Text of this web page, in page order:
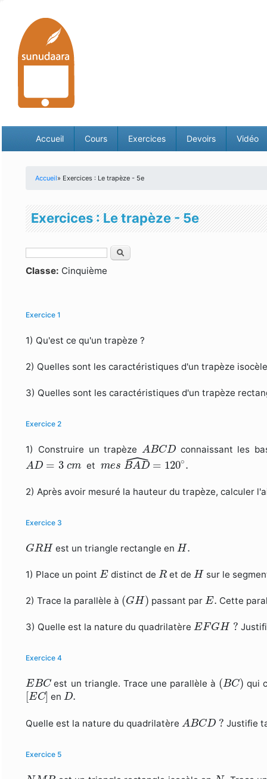
Accueil Cours Exercices Devoirs Vidéo
Accueil» Exercices : Le trapèze - 5e
Exercices : Le trapèze - 5e
Formulaire de recherche
Rechercher
Classe: Cinquième
Exercice 1
1) Qu'est ce qu'un trapèze ?
2) Quelles sont les caractéristiques d'un trapèze
3) Quelles sont les caractéristiques d'un trapèze
Exercice 2
1) Construire un trapèze ABCD
A BCD connaissant les
AD = 3 cm
A D= cm et mes ˆ
BAD = 120∘.
mesBAD^=120 ∘.
2) Après avoir mesuré la hauteur du trapèze, calculer
Exercice 3
GRH
GRH est un triangle rectangle enH.
H.
1) Place un pointE
Edistinct de R
Ret de H
H sur le
2) Trace la parallèle à (GH)
(GH) passant parE.
E. Cette
3) Quelle est la nature du quadrilatèreEFGH ?
EFGH ?
Exercice 4
EBC
EBC est un triangle. Trace une parallèle à (BC)
(BC) qui
[EC]
[EC]enD.
D.
Quelle est la nature du quadrilatère ABCD ?
A BCD ? Justifie
Exercice 5
NMP N.